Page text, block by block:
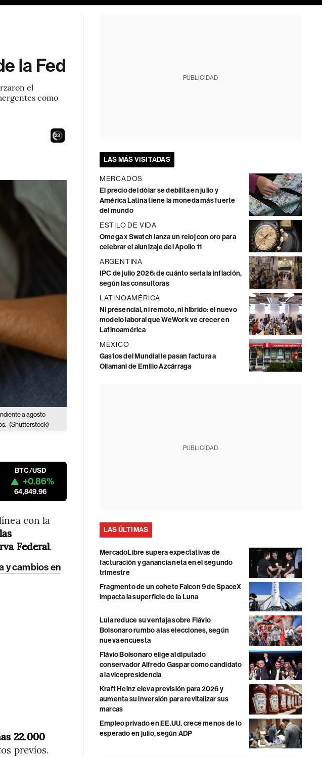
la Fed
el
como
21
a agosto
(Shutterstock)
BTC/USD
+0.86%
64,849.96
con la
Federal.
y cambios en
22.000
previos.
PUBLICIDAD
LAS MÁS VISITADAS
MERCADOS
El precio del dólar se debilita en julio y
América Latina tiene la moneda más fuerte
del mundo
ESTILO DE VIDA
Omega x Swatch lanza un reloj con oro para
celebrar el alunizaje del Apollo 11
ARGENTINA
IPC de julio 2026: de cuánto sería la inflación,
según las consultoras
LATINOAMÉRICA
Ni presencial, ni remoto, ni híbrido: el nuevo
modelo laboral que WeWork ve crecer en
Latinoamérica
MÉXICO
Gastos del Mundial le pasan factura a
Ollamani de Emilio Azcárraga
PUBLICIDAD
LAS ÚLTIMAS
MercadoLibre supera expectativas de
facturación y ganancia neta en el segundo
trimestre
Fragmento de un cohete Falcon 9 de SpaceX
impacta la superficie de la Luna
Lula reduce su ventaja sobre Flávio
Bolsonaro rumbo a las elecciones, según
nueva encuesta
Flávio Bolsonaro elige al diputado
conservador Alfredo Gaspar como candidato
a la vicepresidencia
Kraft Heinz eleva previsión para 2026 y
aumenta su inversión para revitalizar sus
marcas
Empleo privado en EE.UU. crece menos de lo
esperado en julio, según ADP